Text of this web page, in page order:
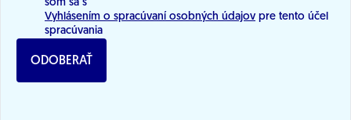
podieľal na politickom divadle a očisťovaní
obžalovaného funkcionára priamo v budove
Národnej rady.
som sa s
Vyhlásením o spracúvaní osobných údajov pre tento účel
spracúvania
ODOBERAŤ